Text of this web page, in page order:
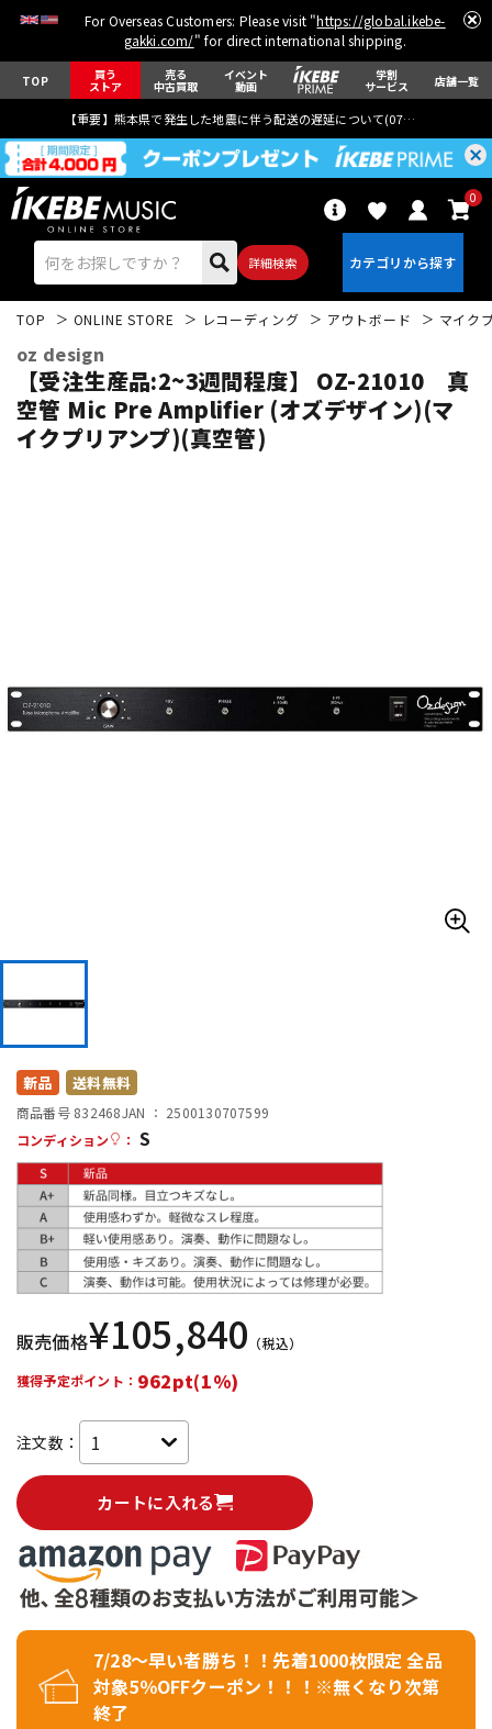
For Overseas Customers: Please visit "https://global.ikebe-
gakki.com/" for direct international shipping.
TOP 買う
ストア
売る
中古買取
イベント
動画
学割
サービス 店舗一覧
【重要】熊本県で発生した地震に伴う配送の遅延について(07月29日
詳細検索
0
エレキギター
キーボード 電子ピアノ
配信/ライブ機器
TOP ONLINE STORE レコーディング アウトボード マイク
oz design
【受注生産品:2~3週間程度】 OZ-21010 真
空管 Mic Pre Amplifier (オズデザイン)(マ
イクプリアンプ)(真空管)
新品 送料無料
商品番号 832468JAN ： 2500130707599
コンディション
： S
販売価格¥105,840 （税込）
獲得予定ポイント： 962pt(1%)
注文数：
カートに入れる
7/28～早い者勝ち！！先着1000枚限定 全品
対象5％OFFクーポン！！！※無くなり次第
終了